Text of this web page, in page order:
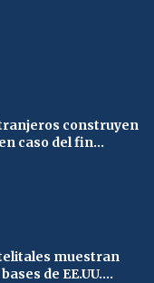
construyen
caso del fin...
muestran
de EE.UU....